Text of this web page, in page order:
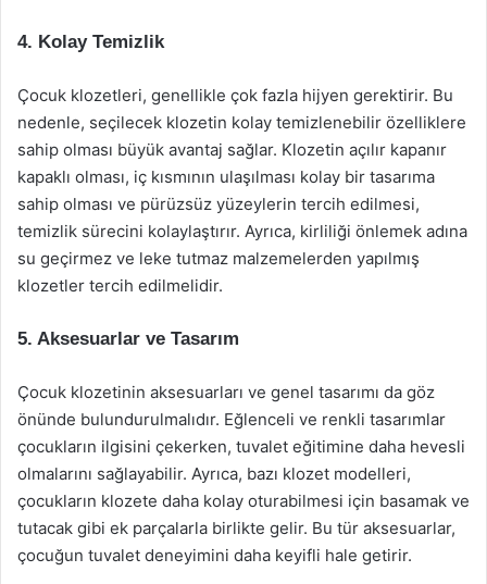
4. Kolay Temizlik
Çocuk klozetleri, genellikle çok fazla hijyen gerektirir. Bu
nedenle, seçilecek klozetin kolay temizlenebilir özelliklere
sahip olması büyük avantaj sağlar. Klozetin açılır kapanır
kapaklı olması, iç kısmının ulaşılması kolay bir tasarıma
sahip olması ve pürüzsüz yüzeylerin tercih edilmesi,
temizlik sürecini kolaylaştırır. Ayrıca, kirliliği önlemek adına
su geçirmez ve leke tutmaz malzemelerden yapılmış
klozetler tercih edilmelidir.
5. Aksesuarlar ve Tasarım
Çocuk klozetinin aksesuarları ve genel tasarımı da göz
önünde bulundurulmalıdır. Eğlenceli ve renkli tasarımlar
çocukların ilgisini çekerken, tuvalet eğitimine daha hevesli
olmalarını sağlayabilir. Ayrıca, bazı klozet modelleri,
çocukların klozete daha kolay oturabilmesi için basamak ve
tutacak gibi ek parçalarla birlikte gelir. Bu tür aksesuarlar,
çocuğun tuvalet deneyimini daha keyifli hale getirir.